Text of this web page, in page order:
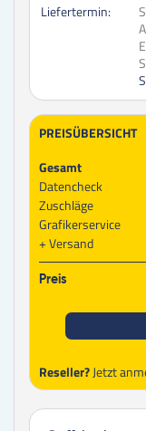
Liefertermin:
PREISÜBERSICHT
Gesamt
Datencheck
Zuschläge
Grafikerservice
Versand
Preis
Reseller?Jetzt